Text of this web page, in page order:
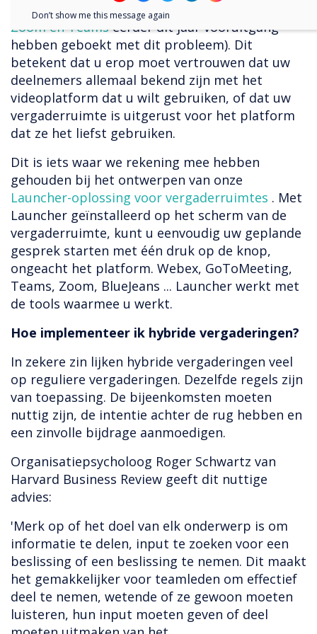
steeds niet met elkaar communiceren (hoewel
Zoom en Teamseerder dit jaar vooruitgang
hebben geboekt met dit probleem). Dit
betekent dat u erop moet vertrouwen dat uw
deelnemers allemaal bekend zijn met het
videoplatform dat u wilt gebruiken, of dat uw
vergaderruimte is uitgerust voor het platform
dat ze het liefst gebruiken.
Dit is iets waar we rekening mee hebben
gehouden bij het ontwerpen van onze
Launcher-oplossing voor vergaderruimtes . Met
Launcher geïnstalleerd op het scherm van de
vergaderruimte, kunt u eenvoudig uw geplande
gesprek starten met één druk op de knop,
ongeacht het platform. Webex, GoToMeeting,
Teams, Zoom, BlueJeans ... Launcher werkt met
de tools waarmee u werkt.
Hoe implementeer ik hybride vergaderingen?
In zekere zin lijken hybride vergaderingen veel
op reguliere vergaderingen. Dezelfde regels zijn
van toepassing. De bijeenkomsten moeten
nuttig zijn, de intentie achter de rug hebben en
een zinvolle bijdrage aanmoedigen.
Organisatiepsycholoog Roger Schwartz van
Harvard Business Review geeft dit nuttige
advies:
'Merk op of het doel van elk onderwerp is om
informatie te delen, input te zoeken voor een
beslissing of een beslissing te nemen. Dit maakt
het gemakkelijker voor teamleden om effectief
deel te nemen, wetende of ze gewoon moeten
luisteren, hun input moeten geven of deel
Don’t show me this message again